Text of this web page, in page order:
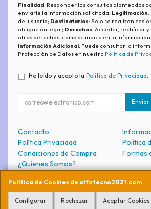
Política de Cookies de alfatecno2021.com
Configurar Rechazar Aceptar Cookies
Finalidad: Responder las consultas planteadas
enviarle la información solicitada; Legitimación
del usuario; Destinatarios: Solo se realizan
obligación legal; Derechos: Acceder, rectificar y
otros derechos, como se indica en la
Información Adicional: Puede consultar la
Protección de Datos en nuestra Política de
He leído y acepto la Política de Privacidad.
Enviar
Contacto
Política Privacidad
Política
Condiciones de Compra
Formas
¿Quienes Somos?
Contacto
soporte@alfatecno2021.com